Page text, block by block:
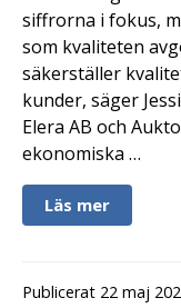
siffrorna i fokus,
som kvaliteten
säkerställer
kunder, säger
Elera AB och
ekonomiska …
Läs mer
Publicerat 22 maj